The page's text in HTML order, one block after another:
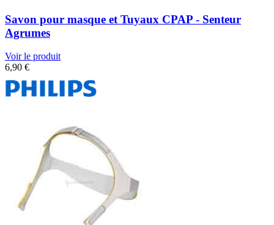
Savon pour masque et Tuyaux CPAP - Senteur
Agrumes
Voir le produit
6,90 €